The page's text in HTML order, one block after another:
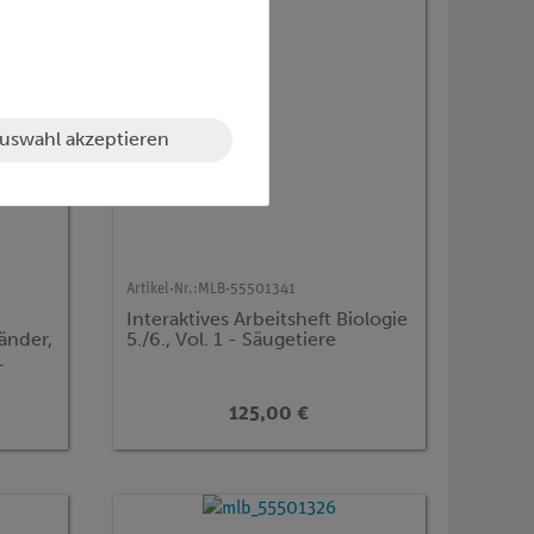
Artikel-Nr.: MLB-55501341
Interaktives Arbeitsheft Biologie
5./6., Vol. 1 - Säugetiere
125,00 €
akzeptieren